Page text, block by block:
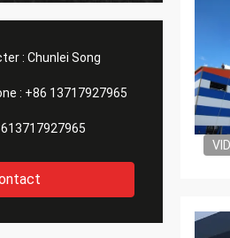
: Chunlei Song
: +86 13717927965